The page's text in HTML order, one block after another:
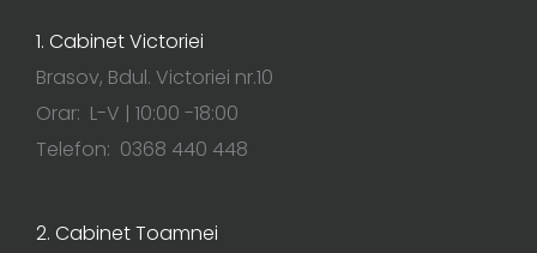
1. Cabinet Victoriei
Brasov, Bdul. Victoriei nr.10
Orar: L-V | 10:00 -18:00
Telefon: 0368 440 448
2. Cabinet Toamnei